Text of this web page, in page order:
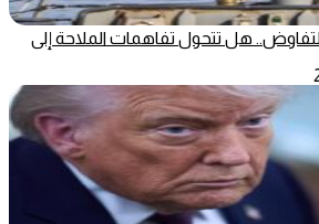
هل تتحول تفاهمات الملاحة إلى